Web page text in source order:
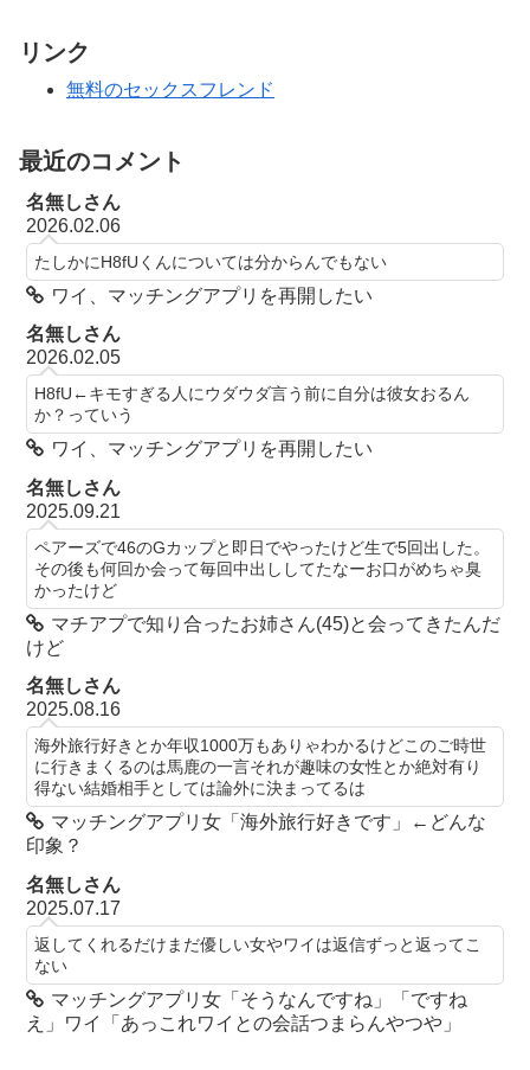
リンク
無料のセックスフレンド
最近のコメント
名無しさん
2026.02.06
たしかにH8fUくんについては分からんでもない
ワイ、マッチングアプリを再開したい
名無しさん
2026.02.05
H8fU←キモすぎる人にウダウダ言う前に自分は彼女おるん
か？っていう
ワイ、マッチングアプリを再開したい
名無しさん
2025.09.21
ペアーズで46のGカップと即日でやったけど生で5回出した。
その後も何回か会って毎回中出ししてたなーお口がめちゃ臭
かったけど
マチアプで知り合ったお姉さん(45)と会ってきたんだ
けど
名無しさん
2025.08.16
海外旅行好きとか年収1000万もありゃわかるけどこのご時世
に行きまくるのは馬鹿の一言それが趣味の女性とか絶対有り
得ない結婚相手としては論外に決まってるは
マッチングアプリ女「海外旅行好きです」←どんな
印象？
名無しさん
2025.07.17
返してくれるだけまだ優しい女やワイは返信ずっと返ってこ
ない
マッチングアプリ女「そうなんですね」「ですね
え」ワイ「あっこれワイとの会話つまらんやつや」